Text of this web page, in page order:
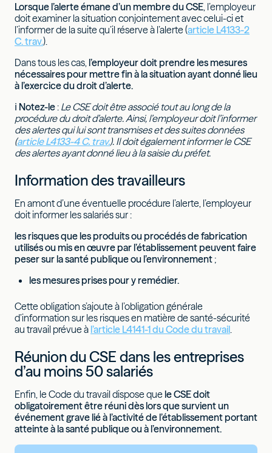
Lorsque l’alerte émane d’un membre du CSE, l’employeur
doit examiner la situation conjointement avec celui-ci et
l’informer de la suite qu’il réserve à l’alerte (article L4133-2
C. trav.).
Dans tous les cas, l’employeur doit prendre les mesures
nécessaires pour mettre fin à la situation ayant donné lieu
à l’exercice du droit d’alerte.
ℹ Notez-le: Le CSE doit être associé tout au long de la
procédure du droit d’alerte. Ainsi, l’employeur doit l’informer
des alertes qui lui sont transmises et des suites données
(article L4133-4 C. trav.). Il doit également informer le CSE
des alertes ayant donné lieu à la saisie du préfet.
Information des travailleurs
En amont d’une éventuelle procédure l’alerte, l’employeur
doit informer les salariés sur :
les risques que les produits ou procédés de fabrication
utilisés ou mis en œuvre par l’établissement peuvent faire
peser sur la santé publique ou l’environnement ;
les mesures prises pour y remédier.
Cette obligation s’ajoute à l’obligation générale
d’information sur les risques en matière de santé-sécurité
au travail prévue à l’article L4141-1 du Code du travail.
Réunion du CSE dans les entreprises
d’au moins 50 salariés
Enfin, le Code du travail dispose que le CSE doit
obligatoirement être réuni dès lors que survient un
événement grave lié à l’activité de l’établissement portant
atteinte à la santé publique ou à l’environnement.